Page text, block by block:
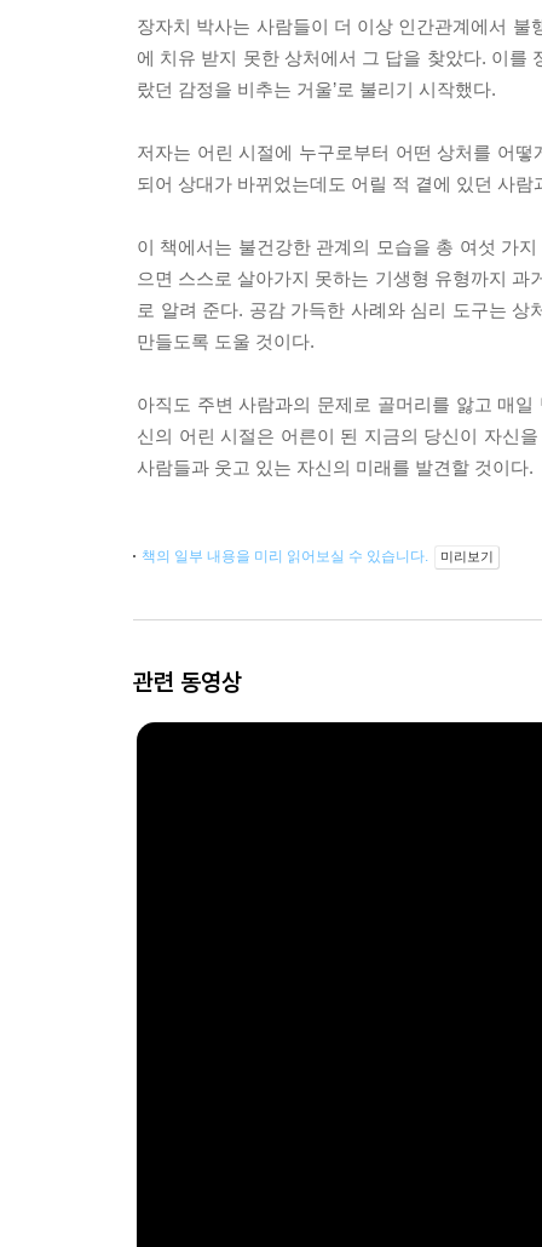
장자치 박사는 사람들이 더 이상 인간관계에서
에 치유 받지 못한 상처에서 그 답을 찾았다. 이를
랐던 감정을 비추는 거울’로 불리기 시작했다.
저자는 어린 시절에 누구로부터 어떤 상처를 어
되어 상대가 바뀌었는데도 어릴 적 곁에 있던 사
이 책에서는 불건강한 관계의 모습을 총 여섯 가
으면 스스로 살아가지 못하는 기생형 유형까지
로 알려 준다. 공감 가득한 사례와 심리 도구는
만들도록 도울 것이다.
아직도 주변 사람과의 문제로 골머리를 앓고 매
신의 어린 시절은 어른이 된 지금의 당신이 자신
사람들과 웃고 있는 자신의 미래를 발견할 것이다.
책의 일부 내용을 미리 읽어보실 수 있습니다. 미리보기
관련 동영상